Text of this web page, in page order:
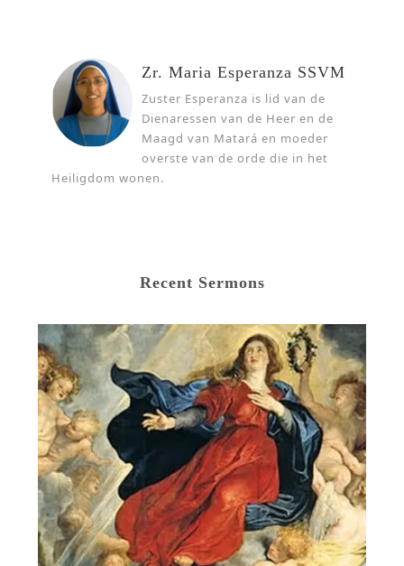
Zr. Maria Esperanza SSVM
Zuster Esperanza is lid van de
Dienaressen van de Heer en de
Maagd van Matará en moeder
overste van de orde die in het
Heiligdom wonen.
Recent Sermons